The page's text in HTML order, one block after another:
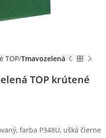
TOP Tmavozelená
TOP krútené
farba P348U, ušká čierne